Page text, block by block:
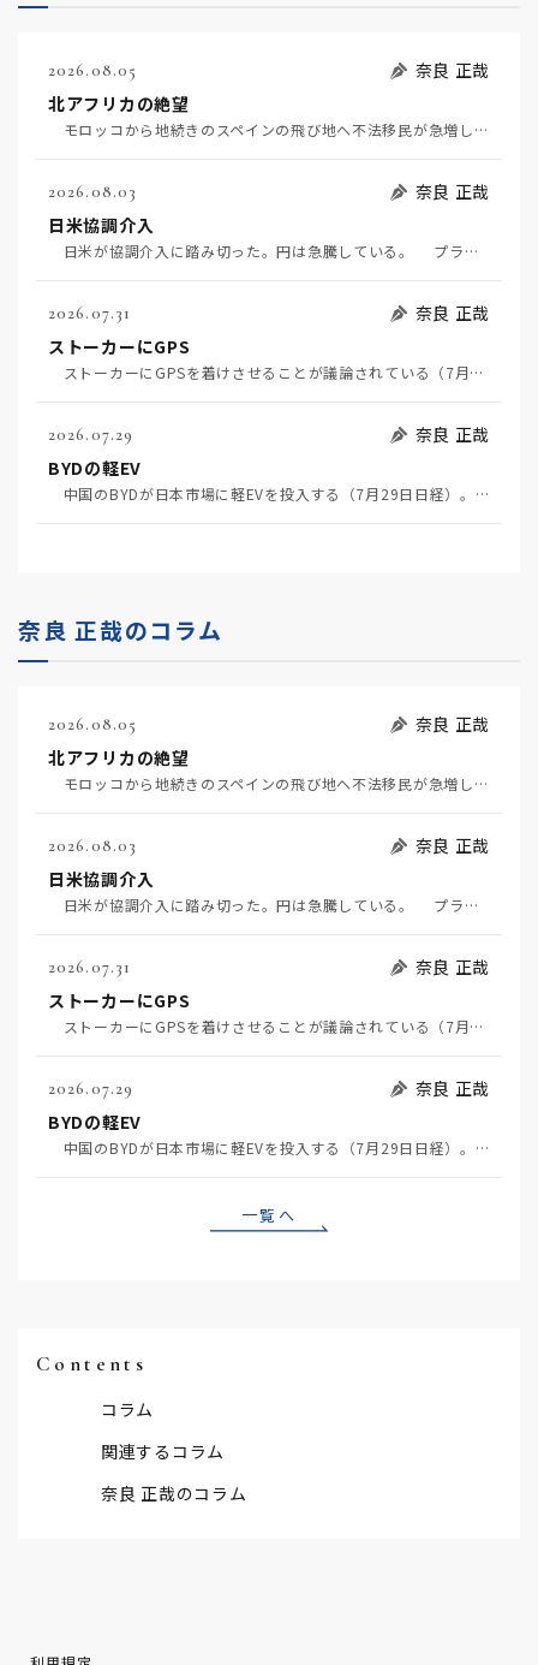
2026.08.05
奈良 正哉
北アフリカの絶望
モロッコから地続きのスペインの飛び地へ不法移民が急増していて、当地の大問題となっている。「海を泳い…
2026.08.03
奈良 正哉
日米協調介入
日米が協調介入に踏み切った。円は急騰している。 プラザ合意以降、協調介入は為替相場の転機になって…
2026.07.31
奈良 正哉
ストーカーにGPS
ストーカーにGPSを着けさせることが議論されている（7月29日日経）。反対派は「ストーカーにも人権…
2026.07.29
奈良 正哉
BYDの軽EV
中国のBYDが日本市場に軽EVを投入する（7月29日日経）。この報道について思うこと3つ。 一つ…
奈良 正哉のコラム
2026.08.05
奈良 正哉
北アフリカの絶望
モロッコから地続きのスペインの飛び地へ不法移民が急増していて、当地の大問題となっている。「海を泳い…
2026.08.03
奈良 正哉
日米協調介入
日米が協調介入に踏み切った。円は急騰している。 プラザ合意以降、協調介入は為替相場の転機になって…
2026.07.31
奈良 正哉
ストーカーにGPS
ストーカーにGPSを着けさせることが議論されている（7月29日日経）。反対派は「ストーカーにも人権…
2026.07.29
奈良 正哉
BYDの軽EV
中国のBYDが日本市場に軽EVを投入する（7月29日日経）。この報道について思うこと3つ。 一つ…
一覧へ
Contents
コラム
関連するコラム
奈良 正哉のコラム